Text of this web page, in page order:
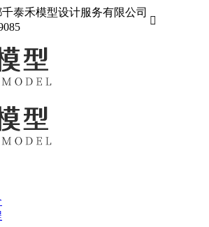
泰禾模型设计服务有限公司
